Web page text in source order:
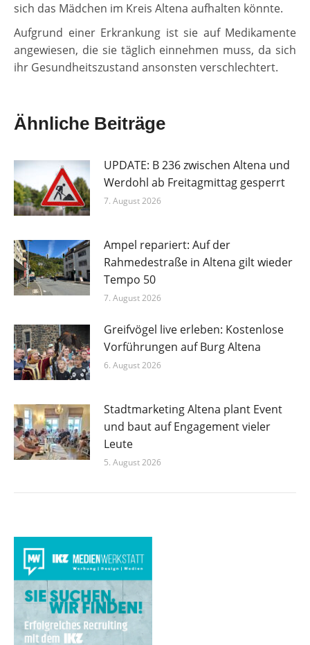
sich das Mädchen im Kreis Altena aufhalten könnte.
Aufgrund einer Erkrankung ist sie auf Medikamente
angewiesen, die sie täglich einnehmen muss, da sich
ihr Gesundheitszustand ansonsten verschlechtert.
Ähnliche Beiträge
UPDATE: B 236 zwischen Altena und
Werdohl ab Freitagmittag gesperrt
7. August 2026
Ampel repariert: Auf der
Rahmedestraße in Altena gilt wieder
Tempo 50
7. August 2026
Greifvögel live erleben: Kostenlose
Vorführungen auf Burg Altena
6. August 2026
Stadtmarketing Altena plant Event
und baut auf Engagement vieler
Leute
5. August 2026